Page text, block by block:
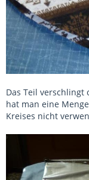
Das Teil verschlingt
hat man eine
Kreises nicht